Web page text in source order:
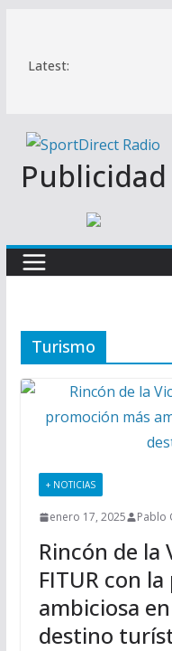
contenido
Latest:
Publicidad
Turismo
+ NOTICIAS
enero 17, 2025 Pablo
Rincón de la
FITUR con
ambiciosa
destino